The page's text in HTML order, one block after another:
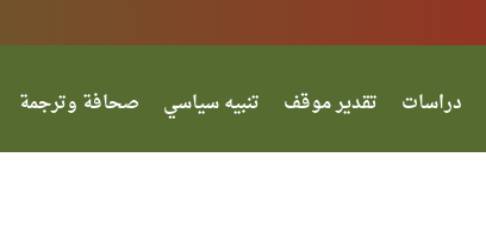
دراسات تقدير موقف تنبيه سياسي صحافة وترجمة